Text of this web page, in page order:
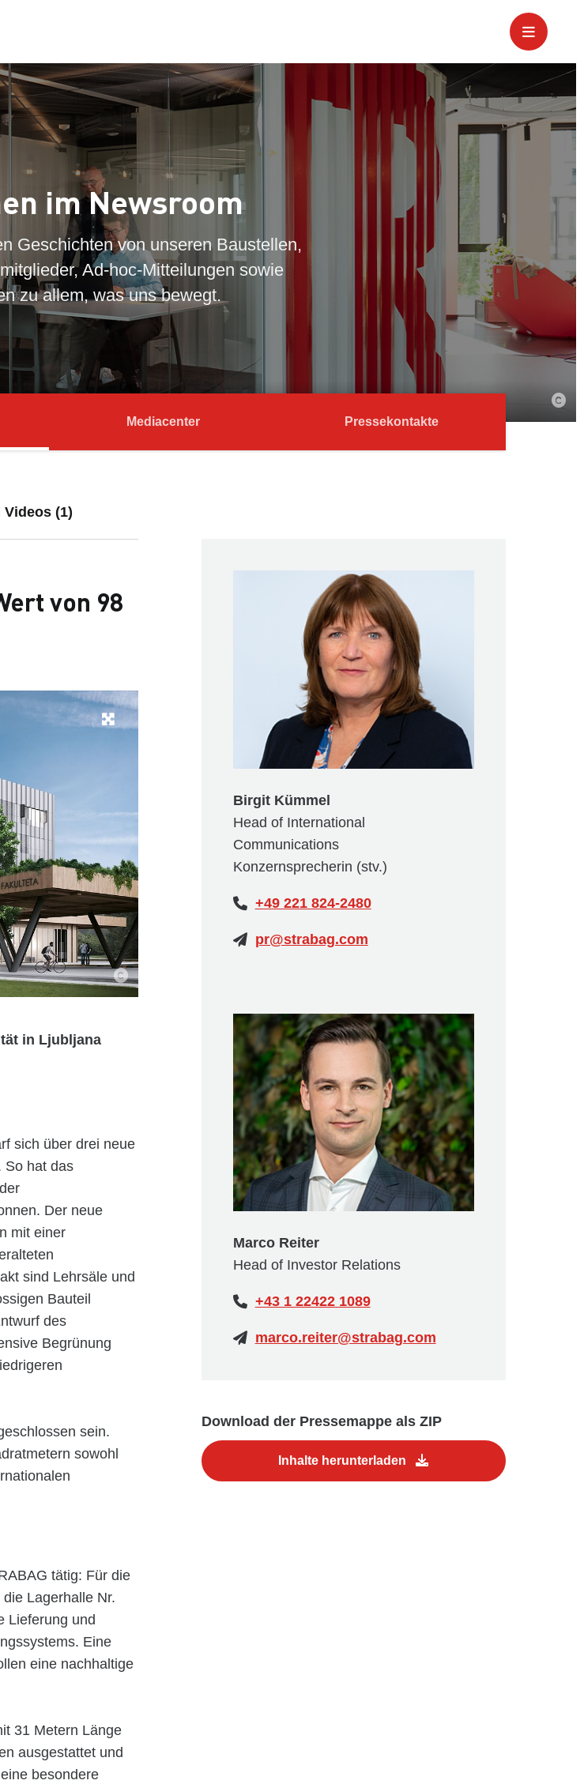
im Newsroom
Geschichten von unseren Baustellen,
Ad-hoc-Mitteilungen sowie
zu allem, was uns bewegt.
Mediacenter Pressekontakte
(1)
von 98
in Ljubljana
sich über drei neue
So hat das
Der neue
mit einer
sind Lehrsäle und
Bauteil
des
Begrünung
sein.
sowohl
tätig: Für die
Lagerhalle Nr.
Lieferung und
Eine
eine nachhaltige
31 Metern Länge
ausgestattet und
besondere
Download der Pressemappe als ZIP
Inhalte herunterladen
Birgit Kümmel
Head of International
Communications
Konzernsprecherin (stv.)
+49 221 824-2480
pr@strabag.com
Marco Reiter
Head of Investor Relations
+43 1 22422 1089
marco.reiter@strabag.com